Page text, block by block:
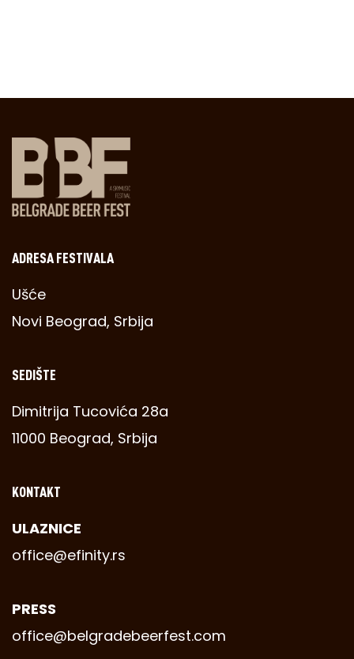
ADRESA FESTIVALA
Ušće
Novi Beograd, Srbija
SEDIŠTE
Dimitrija Tucovića 28a
11000 Beograd, Srbija
KONTAKT
ULAZNICE
office@efinity.rs
PRESS
office@belgradebeerfest.com